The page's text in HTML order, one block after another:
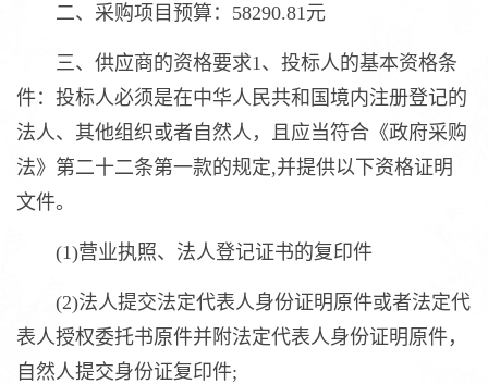
二、采购项目预算：58290.81元
三、供应商的资格要求1、投标人的基本资格条
件：投标人必须是在中华人民共和国境内注册登记的
法人、其他组织或者自然人，且应当符合《政府采购
法》第二十二条第一款的规定,并提供以下资格证明
文件。
(1)营业执照、法人登记证书的复印件
(2)法人提交法定代表人身份证明原件或者法定代
表人授权委托书原件并附法定代表人身份证明原件，
自然人提交身份证复印件;